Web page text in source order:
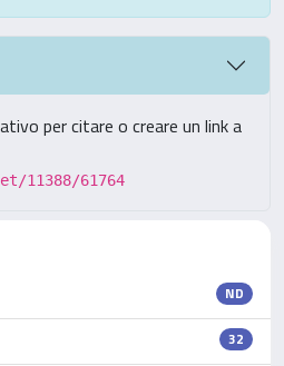
per citare o creare un link a
11388/61764
ND
32